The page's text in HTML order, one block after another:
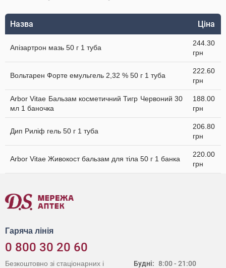
Назва Ціна
Апізартрон мазь 50 г 1 туба
244.30
грн
Вольтарен Форте емульгель 2,32 % 50 г 1 туба
222.60
грн
Arbor Vitae Бальзам косметичний Тигр Червоний 30
мл 1 баночка
188.00
грн
Дип Риліф гель 50 г 1 туба
206.80
грн
Arbor Vitae Живокост бальзам для тіла 50 г 1 банка
220.00
грн
Гаряча лінія
0 800 30 20 60
Будні: 8:00 - 21:00
Безкоштовно зі стаціонарних і